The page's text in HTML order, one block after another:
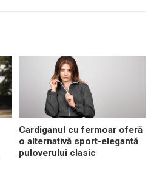
Cardiganul cu fermoar oferă
o alternativă sport-elegantă
puloverului clasic